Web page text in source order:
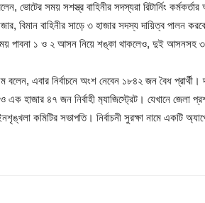
ভোটের সময় সশস্ত্র বাহিনীর সদস্যরা রিটার্নিং
বিমান বাহিনীর সাড়ে ৩ হাজার সদস্য দায়িত্ব পালন
পাবনা ১ ও ২ আসন নিয়ে শঙ্কা থাকলেও, দুই আসনসহ
এবার নির্বাচনে অংশ নেবেন ১৮৪২ জন বৈধ প্রার্থী।
ও এক হাজার ৪৭ জন নির্বাহী ম‍্যাজিস্ট্রেট। যেখানে জেলা
কমিটির সভাপতি। নির্বাচনী সুরক্ষা নামে একটি